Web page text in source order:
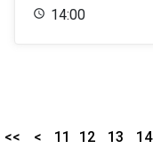
14:00
<< < 11 12 13
14